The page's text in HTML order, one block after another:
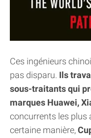
Ces ingénieurs
pas disparu. Ils
sous-traitants qui
marques Huawei,
concurrents les plus
certaine manière,